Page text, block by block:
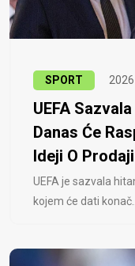
SPORT
UEFA
Danas Će
Ideji O
UEFA je sazvala
kojem će dati konač..